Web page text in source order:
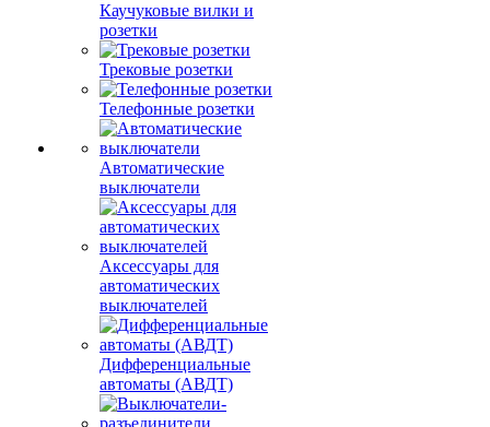
Каучуковые вилки и
розетки
Трековые розетки
Телефонные розетки
Автоматические
выключатели
Аксессуары для
автоматических
выключателей
Дифференциальные
автоматы (АВДТ)